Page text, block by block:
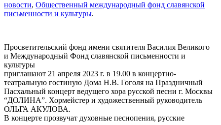
новости, Общественный международный фонд славянской
письменности и культуры.
Просветительский фонд имени святителя Василия Великого
и Международный Фонд славянской письменности и
культуры
приглашают 21 апреля 2023 г. в 19.00 в концертно-
театральную гостиную Дома Н.В. Гоголя на Праздничный
Пасхальный концерт ведущего хора русской песни г. Москвы
“ДОЛИНА”. Хормейстер и художественный руководитель
ОЛЬГА АКУЛОВА.
В концерте прозвучат духовные песнопения, русские